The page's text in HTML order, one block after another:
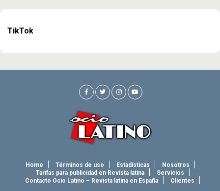
TikTok
Home Términos de uso Estadísticas
Nosotros
Tarifas para publicidad en Revista latina
Servicios
Contacto Ocio Latino – Revista latina en España
Clientes